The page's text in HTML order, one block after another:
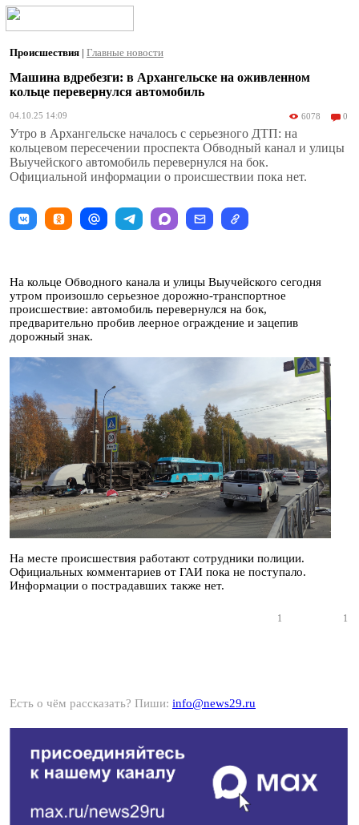
Происшествия | Главные новости
Машина вдребезги: в Архангельске на оживленном
кольце перевернулся автомобиль
04.10.25 14:09 6078 0
Утро в Архангельске началось с серьезного ДТП: на
кольцевом пересечении проспекта Обводный канал и улицы
Выучейского автомобиль перевернулся на бок.
Официальной информации о происшествии пока нет.
На кольце Обводного канала и улицы Выучейского сегодня
утром произошло серьезное дорожно-транспортное
происшествие: автомобиль перевернулся на бок,
предварительно пробив леерное ограждение и зацепив
дорожный знак.
На месте происшествия работают сотрудники полиции.
Официальных комментариев от ГАИ пока не поступало.
Информации о пострадавших также нет.
1 1
Есть о чём рассказать? Пиши: info@news29.ru